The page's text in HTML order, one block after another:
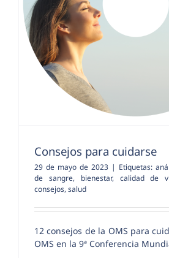
Consejos para cuidarse
29 de mayo de 2023 | Etiquetas:
de sangre, bienestar, calidad de
consejos, salud
12 consejos de la OMS para
OMS en la 9ª Conferencia